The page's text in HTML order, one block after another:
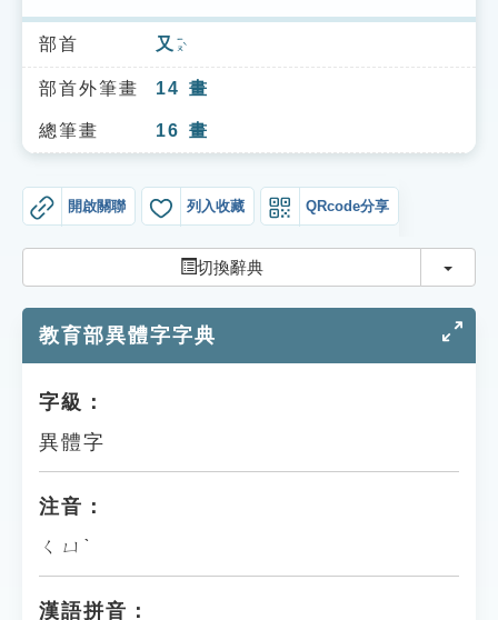
索引選單
知識索引
單字索引
貓頭鷹博士
部首 又 ㄧㄡˋ
部首外筆畫 14 畫
總筆畫 16 畫
開啟關聯 列入收藏 QRcode分享
切換辭典 切換
教育部異體字字典
字級：
異體字
注音：
ㄑㄩˋ
漢語拼音：